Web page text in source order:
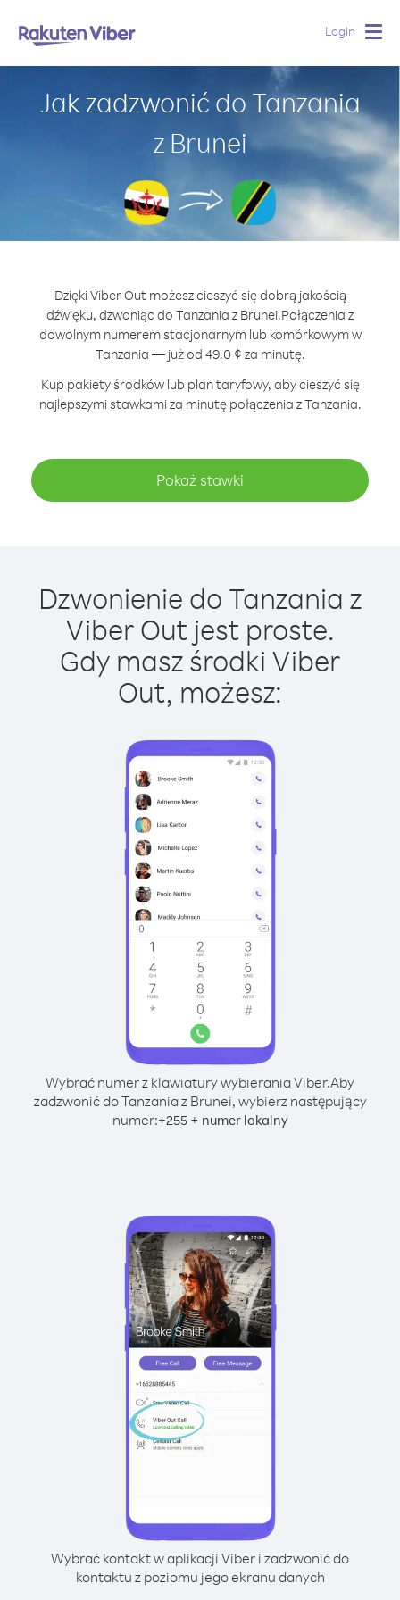
Login
Jak zadzwonić do Tanzania
z Brunei
Dzięki Viber Out możesz cieszyć się dobrą jakością
dźwięku, dzwoniąc do Tanzania z Brunei.Połączenia z
dowolnym numerem stacjonarnym lub komórkowym w
Tanzania — już od 49.0 ¢ za minutę.
Kup pakiety środków lub plan taryfowy, aby cieszyć się
najlepszymi stawkami za minutę połączenia z Tanzania.
Pokaż stawki
Dzwonienie do Tanzania z
Viber Out jest proste.
Gdy masz środki Viber
Out, możesz:
Wybrać numer z klawiatury wybierania Viber.Aby
zadzwonić do Tanzania z Brunei, wybierz następujący
numer:+255+ numer lokalny
Wybrać kontakt w aplikacji Viber i zadzwonić do
kontaktu z poziomu jego ekranu danych